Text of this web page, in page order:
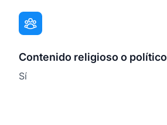
Contenido religioso o político
Sí